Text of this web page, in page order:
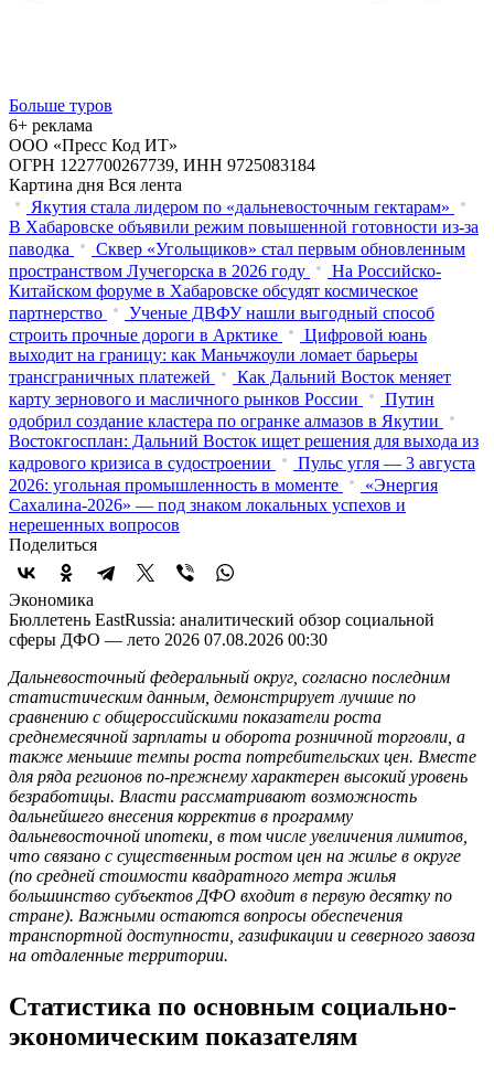
Больше туров
6+ реклама
ООО «Пресс Код ИТ»
ОГРН 1227700267739, ИНН 9725083184
Картина дня Вся лента
Якутия стала лидером по «дальневосточным гектарам»
В Хабаровске объявили режим повышенной готовности из‑за
паводка
Сквер «Угольщиков» стал первым обновленным
пространством Лучегорска в 2026 году
На Российско-
Китайском форуме в Хабаровске обсудят космическое
партнерство
Ученые ДВФУ нашли выгодный способ
строить прочные дороги в Арктике
Цифровой юань
выходит на границу: как Маньчжоули ломает барьеры
трансграничных платежей
Как Дальний Восток меняет
карту зернового и масличного рынков России
Путин
одобрил создание кластера по огранке алмазов в Якутии
Востокгосплан: Дальний Восток ищет решения для выхода из
кадрового кризиса в судостроении
Пульс угля — 3 августа
2026: угольная промышленность в моменте
«Энергия
Сахалина-2026» — под знаком локальных успехов и
нерешенных вопросов
Поделиться
Экономика
Бюллетень EastRussia: аналитический обзор социальной
сферы ДФО — лето 2026 07.08.2026 00:30
Дальневосточный федеральный округ, согласно последним
статистическим данным, демонстрирует лучшие по
сравнению с общероссийскими показатели роста
среднемесячной зарплаты и оборота розничной торговли, а
также меньшие темпы роста потребительских цен. Вместе
для ряда регионов по-прежнему характерен высокий уровень
безработицы. Власти рассматривают возможность
дальнейшего внесения корректив в программу
дальневосточной ипотеки, в том числе увеличения лимитов,
что связано с существенным ростом цен на жилье в округе
(по средней стоимости квадратного метра жилья
большинство субъектов ДФО входит в первую десятку по
стране). Важными остаются вопросы обеспечения
транспортной доступности, газификации и северного завоза
на отдаленные территории.
Статистика по основным социально-
экономическим показателям